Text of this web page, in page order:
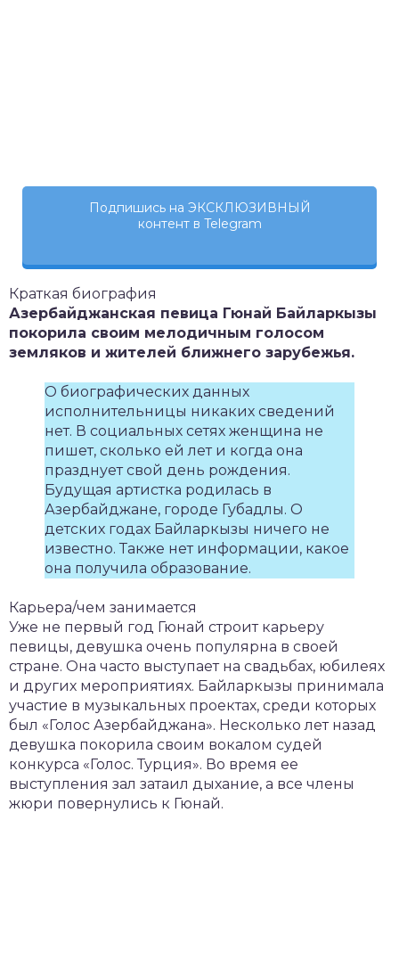
Подпишись на ЭКСКЛЮЗИВНЫЙ
контент в Telegram
Краткая биография
Азербайджанская певица Гюнай Байларкызы
покорила своим мелодичным голосом
земляков и жителей ближнего зарубежья.
О биографических данных
исполнительницы никаких сведений
нет. В социальных сетях женщина не
пишет, сколько ей лет и когда она
празднует свой день рождения.
Будущая артистка родилась в
Азербайджане, городе Губадлы. О
детских годах Байларкызы ничего не
известно. Также нет информации, какое
она получила образование.
Карьера/чем занимается
Уже не первый год Гюнай строит карьеру
певицы, девушка очень популярна в своей
стране. Она часто выступает на свадьбах, юбилеях
и других мероприятиях. Байларкызы принимала
участие в музыкальных проектах, среди которых
был «Голос Азербайджана». Несколько лет назад
девушка покорила своим вокалом судей
конкурса «Голос. Турция». Во время ее
выступления зал затаил дыхание, а все члены
жюри повернулись к Гюнай.